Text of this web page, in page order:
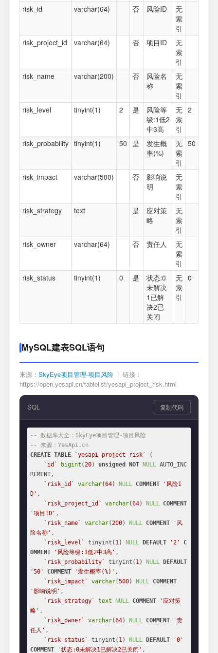
risk_id
varchar(64) 否 风险ID
无
索
引
risk_project_id
varchar(64) 否 项目ID
无
索
引
risk_name
varchar(200) 否
风险名
称
无
索
引
risk_level
tinyint(1) 2 是
风险等
级:1低2
中3高
无
索
引
2
risk_probability tinyint(1) 50 是
发生概
率(%)
无
索
引
50
risk_impact varchar(500) 否
影响说
明
无
索
引
risk_strategy
text 是
应对策
略
无
索
引
risk_owner
varchar(64) 否 责任人
无
索
引
risk_status
tinyint(1) 0 是
状态:0
未解决
1已解
决2已
关闭
无
索
引
0
MySQL建表SQL语句
来源： SkyEye项目管理-项目风险 | 链接：
https://open.yesapi.cn/tablelist/yesapi_project_risk.html
SQL 复制代码
-- 数据库大全：SkyEye项目管理-项目风险
-- 来源：YesApi.cn
CREATE TABLE `yesapi_project_risk`
(
`id`
bigint (20) unsigned NOT NULL AUTO_INC
REMENT,
`risk_id`
varchar(64) NULL COMMENT
'风险I
D' ,
`risk_project_id`
varchar(64) NULL COMMENT
'项目ID' ,
`risk_name`
varchar(200) NULL COMMENT
'风
险名称' ,
`risk_level`
tinyint( 1) NULL DEFAULT '2'
C
OMMENT
'风险等级:1低2中3高' ,
`risk_probability`
tinyint( 1) NULL
DEFAULT
'50'
COMMENT '发生概率(%)' ,
`risk_impact`
varchar(500) NULL COMMENT
'影响说明' ,
`risk_strategy`
text NULL COMMENT
'应对策
略' ,
`risk_owner`
varchar(64) NULL COMMENT
'责
任人' ,
`risk_status`
tinyint( 1) NULL DEFAULT
'0'
COMMENT
'状态:0未解决1已解决2已关闭' ,